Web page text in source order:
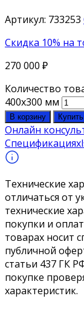
Артикул: 733253
Скидка 10% на
270 000 ₽
Количество
400х300 мм
В корзину
Онлайн
Спецификация
Технические
отличаться от
технические
покупки и
товарах носит
публичной
статьи 437 ГК
покупке
характеристик.